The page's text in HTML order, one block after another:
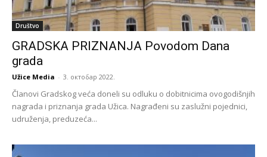
Društvo
GRADSKA PRIZNANJA Povodom Dana
grada
Užice Media - 3. октобар 2022.
Članovi Gradskog veća doneli su odluku o dobitnicima ovogodišnjih
nagrada i priznanja grada Užica. Nagrađeni su zaslužni pojednici,
udruženja, preduzeća...